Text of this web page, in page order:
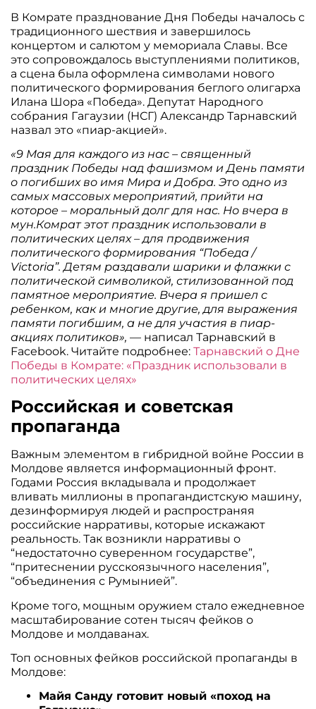
В Комрате празднование Дня Победы началось с
традиционного шествия и завершилось
концертом и салютом у мемориала Славы. Все
это сопровождалось выступлениями политиков,
а сцена была оформлена символами нового
политического формирования беглого олигарха
Илана Шора «Победа». Депутат Народного
собрания Гагаузии (НСГ) Александр Тарнавский
назвал это «пиар-акцией».
«9 Мая для каждого из нас – священный
праздник Победы над фашизмом и День памяти
о погибших во имя Мира и Добра. Это одно из
самых массовых мероприятий, прийти на
которое – моральный долг для нас. Но вчера в
мун.Комрат этот праздник использовали в
политических целях – для продвижения
политического формирования “Победа /
Victoria”. Детям раздавали шарики и флажки с
политической символикой, стилизованной под
памятное мероприятие. Вчера я пришел с
ребенком, как и многие другие, для выражения
памяти погибшим, а не для участия в пиар-
акциях политиков»,— написал Тарнавский в
Facebook. Читайте подробнее:Тарнавский о Дне
Победы в Комрате: «Праздник использовали в
политических целях»
Российская и советская
пропаганда
Важным элементом в гибридной войне России в
Молдове является информационный фронт.
Годами Россия вкладывала и продолжает
вливать миллионы в пропагандистскую машину,
дезинформируя людей и распространяя
российские нарративы, которые искажают
реальность. Так возникли нарративы о
“недостаточно суверенном государстве”,
“притеснении русскоязычного населения”,
“объединения с Румынией”.
Кроме того, мощным оружием стало ежедневное
масштабирование сотен тысяч фейков о
Молдове и молдаванах.
Топ основных фейков российской пропаганды в
Молдове:
Майя Санду готовит новый «поход на